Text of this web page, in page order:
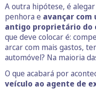
A outra hipótese, é
penhora e avançar com
antigo proprietário do
que deve colocar é:
arcar com mais gastos,
automóvel? Na maioria
O que acabará por
veículo ao agente de